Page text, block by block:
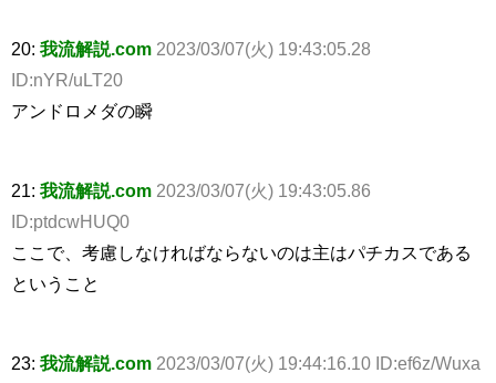
20: 我流解説.com 2023/03/07(火) 19:43:05.28
ID:nYR/uLT20
アンドロメダの瞬
21: 我流解説.com 2023/03/07(火) 19:43:05.86
ID:ptdcwHUQ0
ここで、考慮しなければならないのは主はパチカスである
ということ
23: 我流解説.com 2023/03/07(火) 19:44:16.10 ID:ef6z/Wuxa